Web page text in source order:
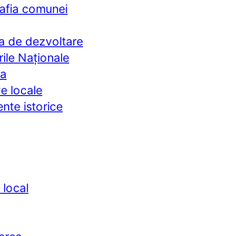
comunei
de dezvoltare
Naționale
locale
istorice
local